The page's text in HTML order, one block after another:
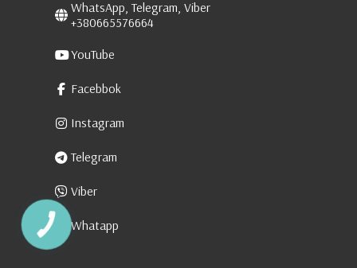
WhatsApp, Telegram, Viber
+380665576664
YouTube
Facebbok
Instagram
Telegram
Viber
Whatapp
КНОПКА
ЗВ'ЯЗКУ